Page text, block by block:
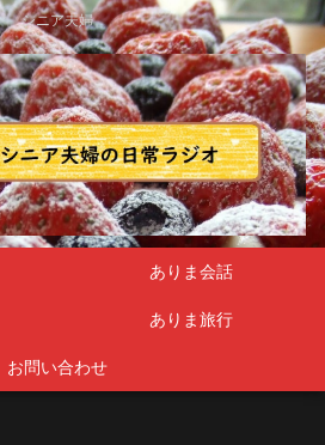
シニア夫婦
ありま会話
ありま旅行
お問い合わせ